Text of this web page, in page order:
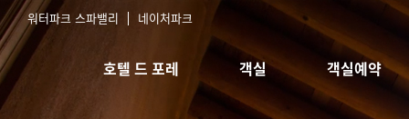
워터파크 스파밸리 네이처파크
호텔 드 포레 객실 객실예약